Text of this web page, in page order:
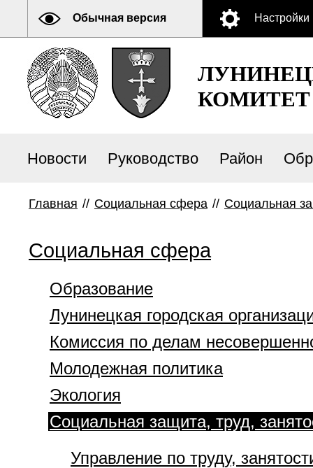
Обычная версия Настройки
КОМИТЕТ
Новости Руководство Район
Главная // Социальная сфера // Социальная
Социальная сфера
Образование
Лунинецкая городская
Комиссия по делам
Молодежная политика
Экология
Социальная защита, труд,
Управление по труду,